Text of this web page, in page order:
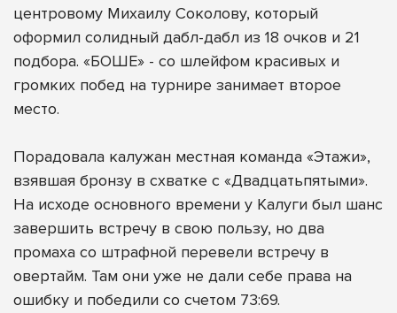
центровому Михаилу Соколову, который
оформил солидный дабл-дабл из 18 очков и 21
подбора. «БОШЕ» - со шлейфом красивых и
громких побед на турнире занимает второе
место.
Порадовала калужан местная команда «Этажи»,
взявшая бронзу в схватке с «Двадцатьпятыми».
На исходе основного времени у Калуги был шанс
завершить встречу в свою пользу, но два
промаха со штрафной перевели встречу в
овертайм. Там они уже не дали себе права на
ошибку и победили со счетом 73:69.